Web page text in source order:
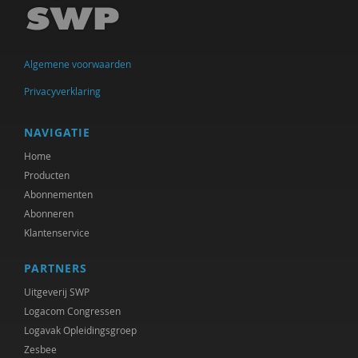
Mariëlle Cuijpers
Annelieke Damen
Norbert de Kooter
Peter de Lange
Michiel de Ronde
Marcel de Rooij
Joep Dohmen
Olaf Galisch
Bert Gasenbeek
Anne Goossensen
Algemene voorwaarden
Privacyverklaring
NAVIGATIE
Home
Producten
Abonnementen
Abonneren
Klantenservice
PARTNERS
Uitgeverij SWP
Logacom Congressen
Logavak Opleidingsgroep
Zesbee